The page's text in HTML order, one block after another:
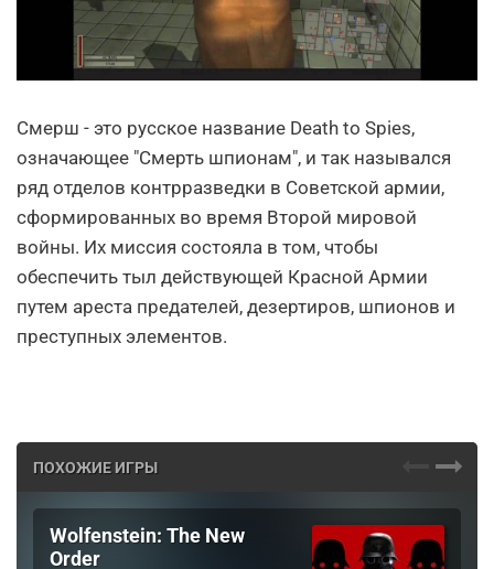
Смерш - это русское название Death to Spies,
означающее "Смерть шпионам", и так назывался
ряд отделов контрразведки в Советской армии,
сформированных во время Второй мировой
войны. Их миссия состояла в том, чтобы
обеспечить тыл действующей Красной Армии
путем ареста предателей, дезертиров, шпионов и
преступных элементов.
ПОХОЖИЕ ИГРЫ
Wolfenstein: The New
Order